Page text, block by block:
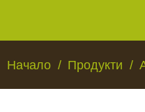
Ловни
Начало Продукти